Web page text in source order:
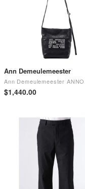
Ann Demeulemeester
$‌1,440.00